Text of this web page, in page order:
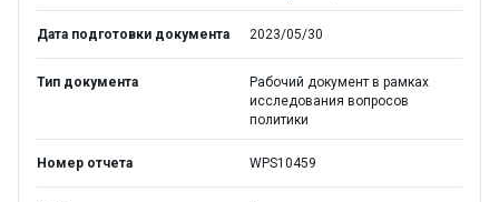
Дата подготовки документа 2023/05/30
Тип документа
Рабочий документ в рамках
исследования вопросов
политики
Номер отчета WPS10459